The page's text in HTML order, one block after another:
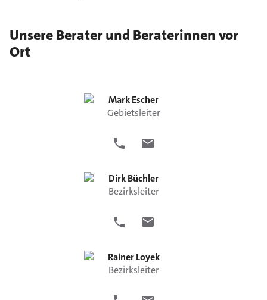
Unsere Berater und Beraterinnen vor
Ort
MarkEscher
Gebietsleiter
DirkBüchler
Bezirksleiter
Rainer Loyek
Bezirksleiter